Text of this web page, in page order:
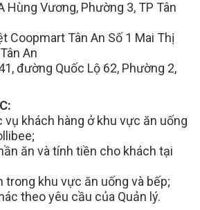
Hùng Vương, Phường 3, TP Tân
Coopmart Tân An Số 1 Mai Thị
An
đường Quốc Lộ 62, Phường 2,
khách hàng ở khu vực ăn uống
ăn và tính tiền cho khách tại
khu vực ăn uống và bếp;
theo yêu cầu của Quản lý.